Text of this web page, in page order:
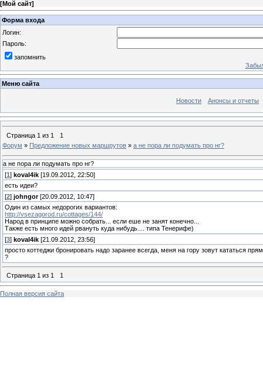
[Мой сайт]
Форма входа
Логин:
Пароль:
запомнить
Меню сайта
Новости Анонсы и отчеты
Страница 1 из 1
1
Форум » Предложение новых маршрутов » а не пора ли подумать про нг?
а не пора ли подумать про нг?
[1 ] koval4ik [19.09.2012, 22:50]
есть идеи?
[2] johngor[20.09.2012, 10:47]
Один из самых недорогих вариантов:
http://vsezagorod.ru/cottages/144/
Народ в принципе можно собрать... если еше не занят конечно...
Также есть много идей рвануть куда нибудь.... типа Тенерифе)
[3] koval4ik [21.09.2012, 23:56]
просто коттеджи бронировать надо заранее всегда, меня на гору зовут кататься
?
Страница 1 из 1 1
Полная версия сайта